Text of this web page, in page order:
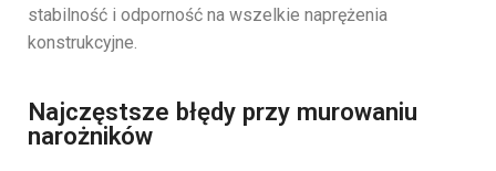
stabilność i odporność na wszelkie naprężenia
konstrukcyjne.
Najczęstsze błędy przy murowaniu
narożników